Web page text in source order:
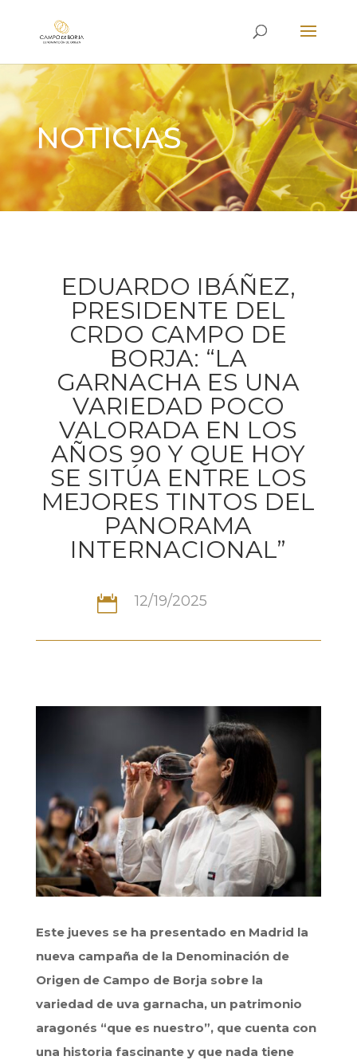
NOTICIAS
EDUARDO IBÁÑEZ,
PRESIDENTE DEL
CRDO CAMPO DE
BORJA: “LA
GARNACHA ES UNA
VARIEDAD POCO
VALORADA EN LOS
AÑOS 90 Y QUE HOY
SE SITÚA ENTRE LOS
MEJORES TINTOS DEL
PANORAMA
INTERNACIONAL”
 12/19/2025
Este jueves se ha presentado en Madrid la
nueva campaña de la Denominación de
Origen de Campo de Borja sobre la
variedad de uva garnacha, un patrimonio
aragonés “que es nuestro”, que cuenta con
una historia fascinante y que nada tiene